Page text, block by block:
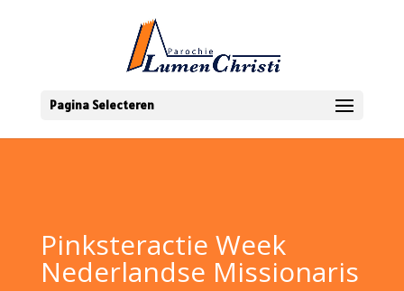
Pagina Selecteren
Pinksteractie Week
Nederlandse Missionaris